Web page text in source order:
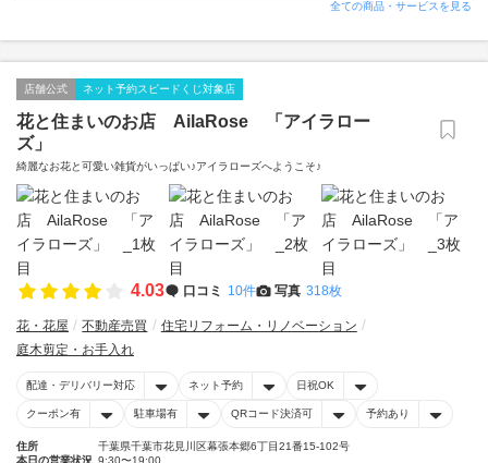
全ての商品・サービスを見る
店舗公式 ネット予約スピードくじ対象店
花と住まいのお店 AilaRose 「アイラロー
ズ」
綺麗なお花と可愛い雑貨がいっぱい♪アイラローズへようこそ♪
4.03 口コミ 10件 写真 318枚
花・花屋 不動産売買
住宅リフォーム・リノベーション
庭木剪定・お手入れ
配達・デリバリー対応 ネット予約 日祝OK
クーポン有 駐車場有 QRコード決済可 予約あり
住所
千葉県千葉市花見川区幕張本郷6丁目21番15-102号
本日の営業状況 9:30〜19:00